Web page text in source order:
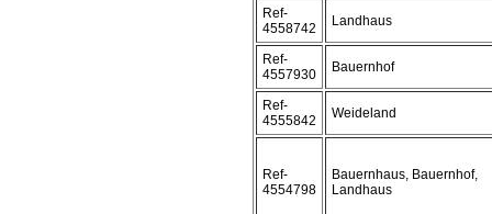
Ref-
4558742
Landhaus
Ref-
4557930
Bauernhof
Ref-
4555842
Weideland
Ref-
4554798
Bauernhaus, Bauernhof,
Landhaus